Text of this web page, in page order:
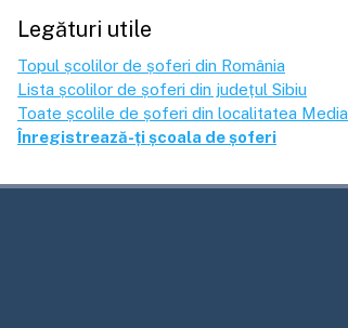
Legături utile
Topul școlilor de șoferi din România
Lista școlilor de șoferi din județul Sibiu
Toate școlile de șoferi din localitatea
Înregistrează-ți școala de șoferi